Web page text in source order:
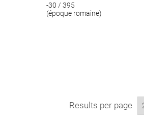
-30 / 395
(époque romaine)
Results per page